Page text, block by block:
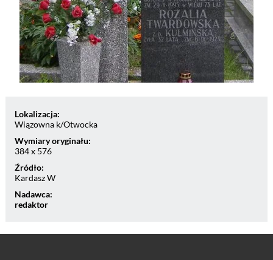
Lokalizacja:
Wiązowna k/Otwocka
Wymiary oryginału:
384 x 576
Źródło:
Kardasz W
Nadawca:
redaktor